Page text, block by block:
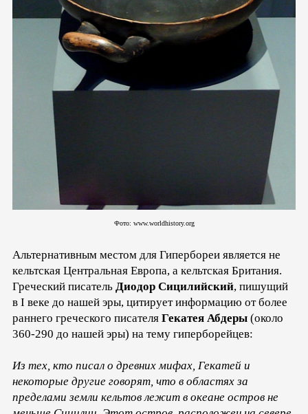
Фото: www.worldhistory.org
Альтернативным местом для Гипербореи является не
кельтская Центральная Европа, а кельтская Британия.
Греческий писатель Диодор Сицилийский, пишущий
в I веке до нашей эры, цитирует информацию от более
раннего греческого писателя Гекатея Абдеры (около
360-290 до нашей эры) на тему гиперборейцев:
Из тех, кто писал о древних мифах, Гекатей и
некоторые другие говорят, что в областях за
пределами земли кельтов лежит в океане остров не